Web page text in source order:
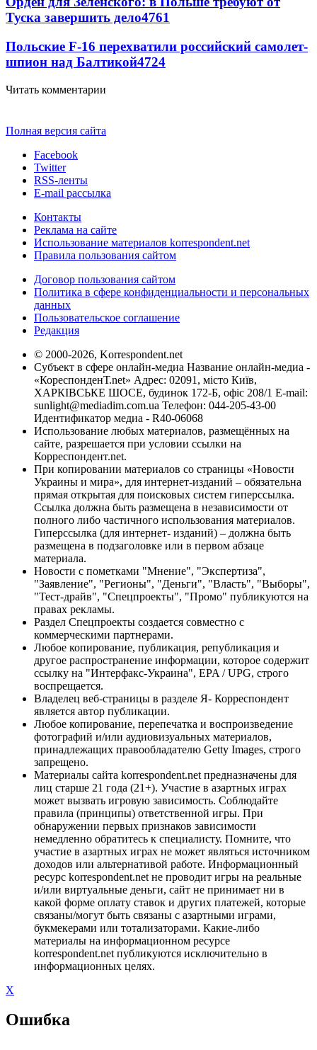
Туска завершить дело4761
Польские F-16 перехватили российский самолет-
шпион над Балтикой4724
Читать комментарии
Полная версия сайта
Facebook
Twitter
RSS-ленты
E-mail рассылка
Контакты
Реклама на сайте
Использование материалов korrespondent.net
Правила пользования сайтом
Договор пользования сайтом
Политика в сфере конфиденциальности и персональных
данных
Пользовательское соглашение
Редакция
© 2000-2026, Korrespondent.net
Субъект в сфере онлайн-медиа Название онлайн-медиа -
«КореспонденТ.net» Адрес: 02091, місто Київ,
ХАРКІВСЬКЕ ШОСЕ, будинок 172-Б, офіс 208/1 E-mail:
sunlight@mediadim.com.ua Телефон: 044-205-43-00
Идентификатор медиа - R40-06068
Использование любых материалов, размещённых на
сайте, разрешается при условии ссылки на
Корреспондент.net.
При копировании материалов со страницы «Новости
Украины и мира», для интернет-изданий – обязательна
прямая открытая для поисковых систем гиперссылка.
Ссылка должна быть размещена в независимости от
полного либо частичного использования материалов.
Гиперссылка (для интернет- изданий) – должна быть
размещена в подзаголовке или в первом абзаце
материала.
Новости с пометками "Мнение", "Экспертиза",
"Заявление", "Регионы", "Деньги", "Власть", "Выборы",
"Тест-драйв", "Спецпроекты", "Промо" публикуются на
правах рекламы.
Раздел Спецпроекты создается совместно с
коммерческими партнерами.
Любое копирование, публикация, републикация и
другое распространение информации, которое содержит
ссылку на "Интерфакс-Украина", EPA / UPG, строго
воспрещается.
Владелец веб-страницы в разделе Я- Корреспондент
является автор публикации.
Любое копирование, перепечатка и воспроизведение
фотографий и/или аудиовизуальных материалов,
принадлежащих правообладателю Getty Images, строго
запрещено.
Материалы сайта korrespondent.net предназначены для
лиц старше 21 года (21+). Участие в азартных играх
может вызвать игровую зависимость. Соблюдайте
правила (принципы) ответственной игры. При
обнаружении первых признаков зависимости
немедленно обратитесь к специалисту. Помните, что
участие в азартных играх не может являться источником
доходов или альтернативой работе. Информационный
ресурс korrespondent.net не проводит игры на реальные
и/или виртуальные деньги, сайт не принимает ни в
какой форме оплату ставок и других платежей, которые
связаны/могут быть связаны с азартными играми,
букмекерами или тотализаторами. Какие-либо
материалы на информационном ресурсе
korrespondent.net публикуются исключительно в
информационных целях.
X
Ошибка